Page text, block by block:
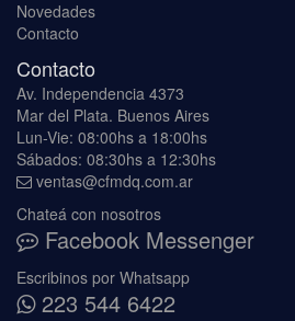
Novedades
Contacto
Contacto
Av. Independencia 4373
Mar del Plata. Buenos Aires
Lun-Vie: 08:00hs a 18:00hs
Sábados: 08:30hs a 12:30hs
ventas@cfmdq.com.ar
Chateá con nosotros
Facebook Messenger
Escribinos por Whatsapp
223 544 6422